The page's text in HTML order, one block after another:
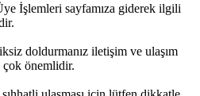
İşlemleri sayfamıza giderek ilgili
doldurmanız iletişim ve ulaşım
çok önemlidir.